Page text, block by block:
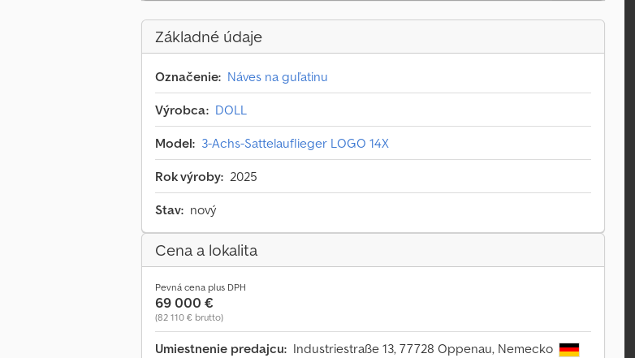
Základné údaje
Označenie: Náves na guľatinu
Výrobca: DOLL
Model: 3-Achs-Sattelauflieger LOGO 14X
Rok výroby: 2025
Stav: nový
Cena a lokalita
Pevná cena plus DPH
69 000 €
(82 110 € brutto)
Umiestnenie predajcu: Industriestraße 13, 77728 Oppenau, Nemecko